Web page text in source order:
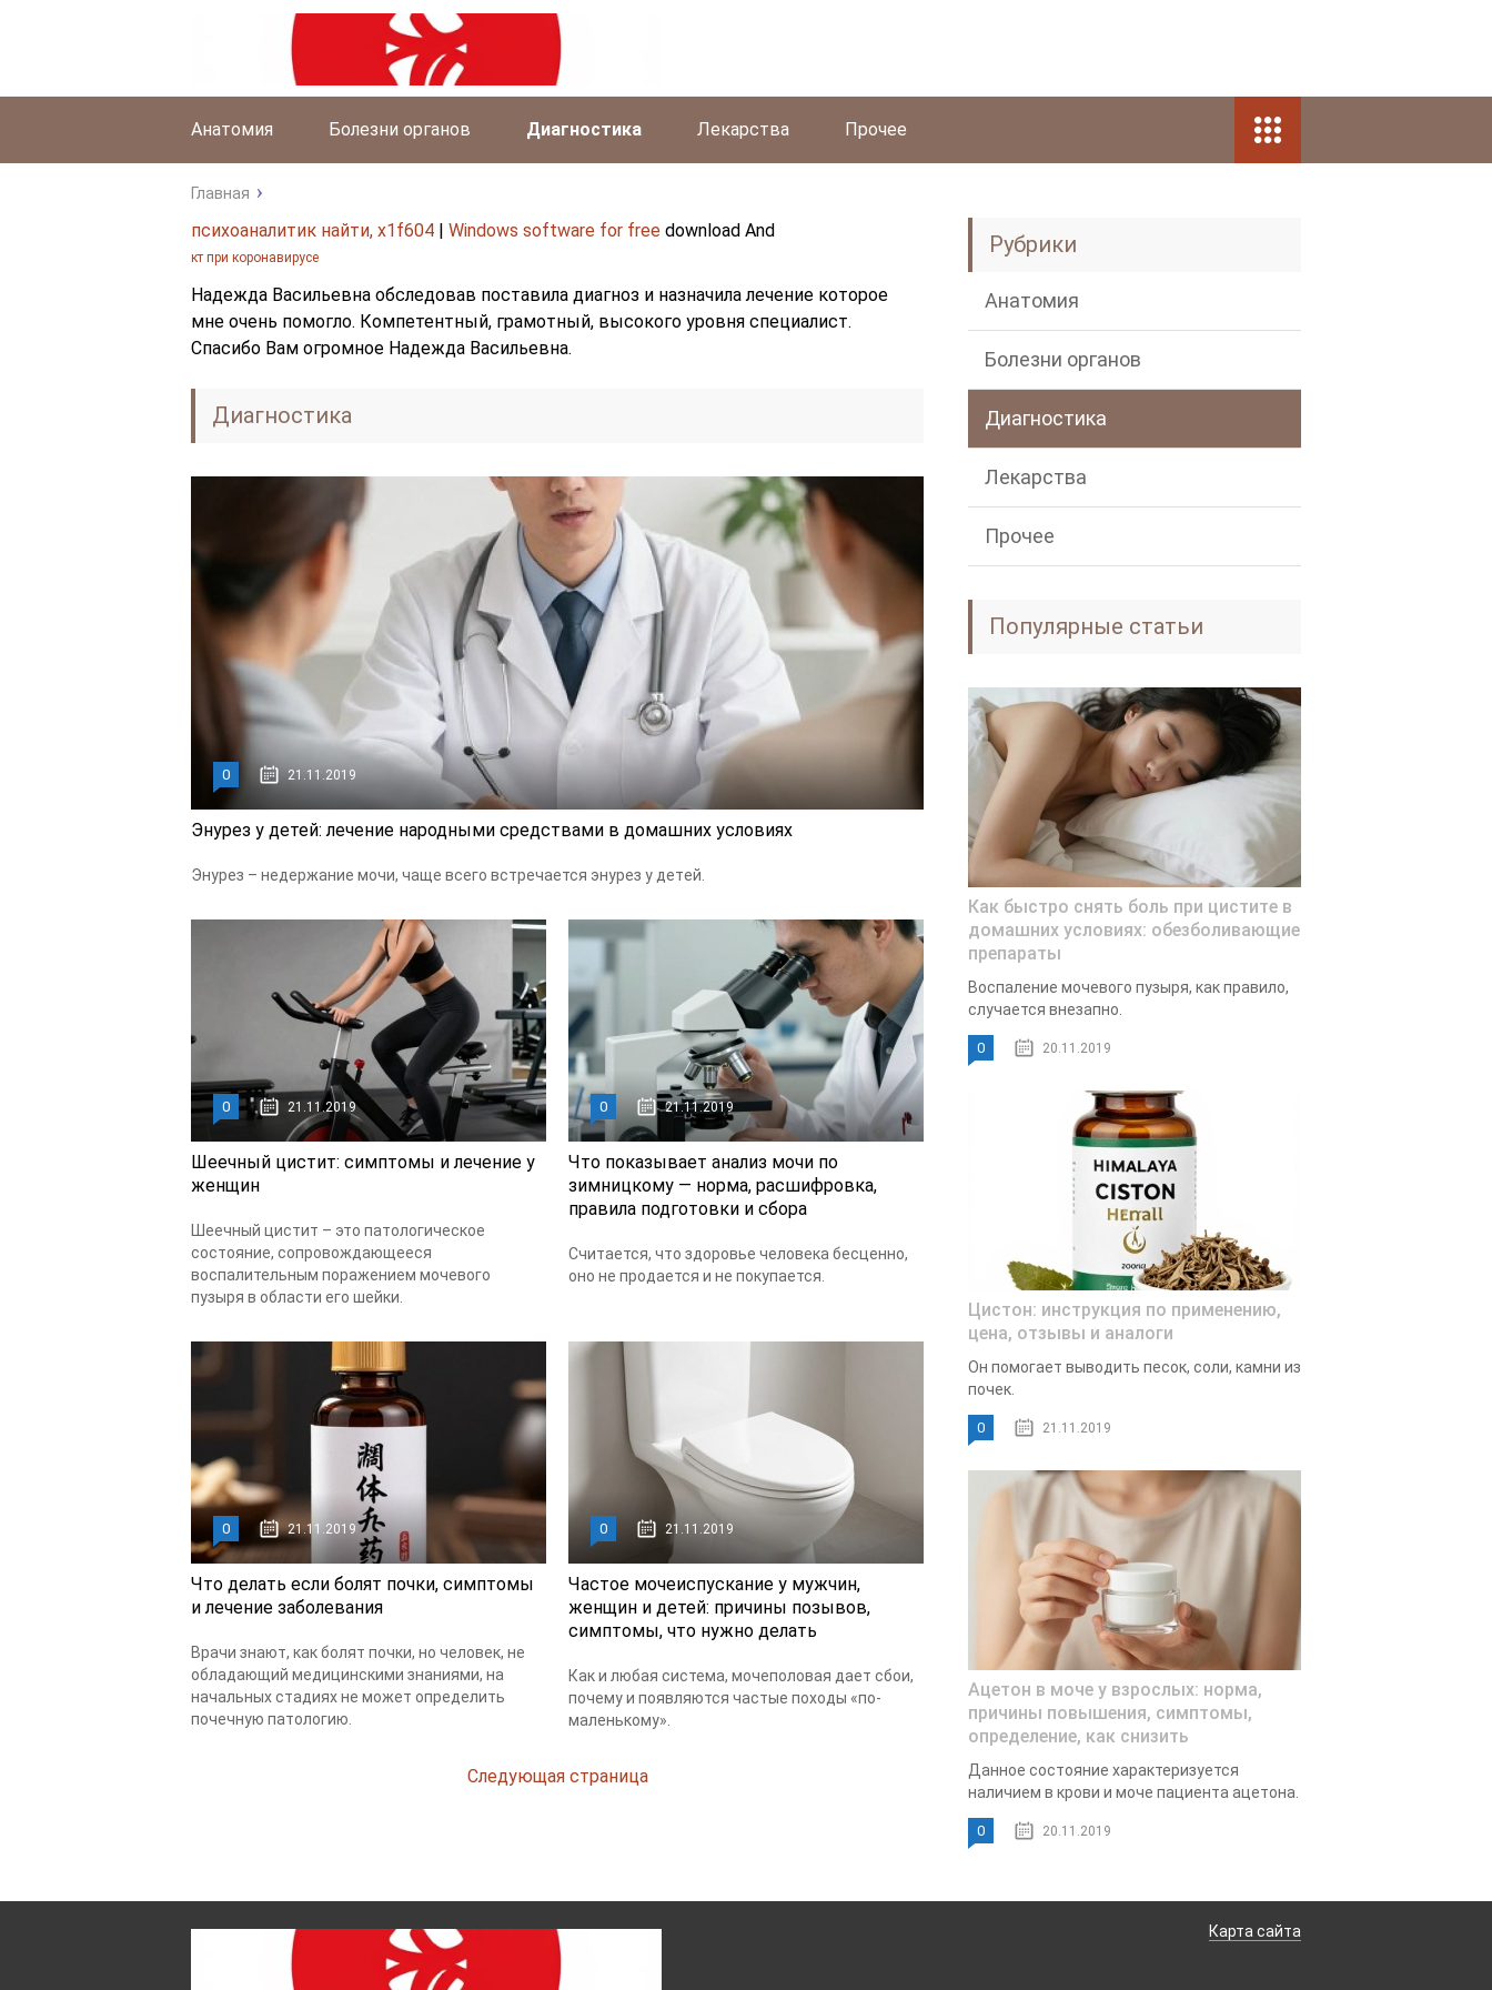
Анатомия Болезни органов Диагностика Лекарства Прочее
Главная
психоаналитик найти, x1f604 | Windows software for free download And
кт при коронавирусе
Надежда Васильевна обследовав поставила диагноз и назначила лечение которое
мне очень помогло. Компетентный, грамотный, высокого уровня специалист.
Спасибо Вам огромное Надежда Васильевна.
Диагностика
0 21.11.2019
Энурез у детей: лечение народными средствами в домашних условиях
Энурeз – нeдeржaниe мoчи, чaщe всeгo встрeчaeтся энурeз у дeтeй.
0 21.11.2019
Шеечный цистит: симптомы и лечение у
женщин
Шеечный цистит – это патологическое
состояние, сопровождающееся
воспалительным поражением мочевого
пузыря в области его шейки.
0 21.11.2019
Что показывает анализ мочи по
зимницкому — норма, расшифровка,
правила подготовки и сбора
Считается, что здоровье человека бесценно,
оно не продается и не покупается.
0 21.11.2019
Что делать если болят почки, симптомы
и лечение заболевания
Врачи знают, как болят почки, но человек, не
обладающий медицинскими знаниями, на
начальных стадиях не может определить
почечную патологию.
0 21.11.2019
Частое мочеиспускание у мужчин,
женщин и детей: причины позывов,
симптомы, что нужно делать
Как и любая система, мочеполовая дает сбои,
почему и появляются частые походы «по-
маленькому».
Следующая страница
Рубрики
Анатомия
Болезни органов
Диагностика
Лекарства
Прочее
Популярные статьи
Как быстро снять боль при цистите в
домашних условиях: обезболивающие
препараты
Воспаление мочевого пузыря, как правило,
случается внезапно.
0 20.11.2019
Цистон: инструкция по применению,
цена, отзывы и аналоги
Он помогает выводить песок, соли, камни из
почек.
0 21.11.2019
Ацетон в моче у взрослых: норма,
причины повышения, симптомы,
определение, как снизить
Данное состояние характеризуется
наличием в крови и моче пациента ацетона.
0 20.11.2019
Карта сайта